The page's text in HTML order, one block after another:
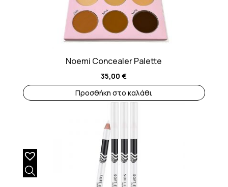
Noemi Concealer Palette
35,00€
Προσθήκη στο καλάθι